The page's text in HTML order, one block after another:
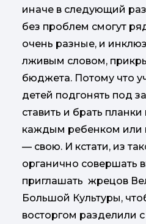
иначе в следующий
без проблем смогут
очень разные, и
лживым словом,
бюджета. Потому что
детей подгонять под
ставить и брать
каждым ребенком или
— свою. И кстати, из
органично совершать
приглашать жрецов
Большой Культуры,
восторгом разделили